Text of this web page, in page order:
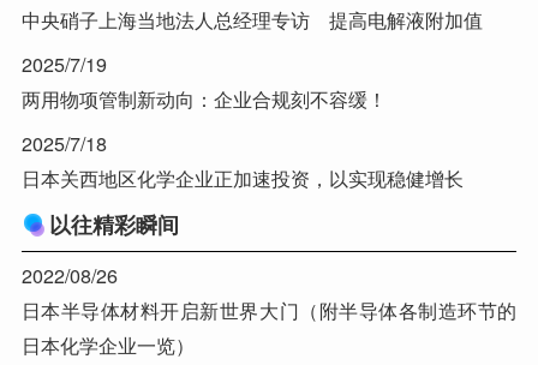
中央硝子上海当地法人总经理专访 提高电解液附加值
2025/7/19
两用物项管制新动向：企业合规刻不容缓！
2025/7/18
日本关西地区化学企业正加速投资，以实现稳健增长
以往精彩瞬间
2022/08/26
日本半导体材料开启新世界大门（附半导体各制造环节的
日本化学企业一览）